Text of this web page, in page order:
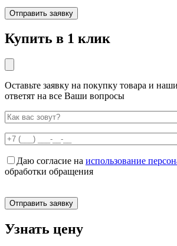
Купить в 1 клик
Оставьте заявку на покупку товара и
ответят на все Ваши вопросы
Даю согласие на использование
обработки обращения
Узнать цену